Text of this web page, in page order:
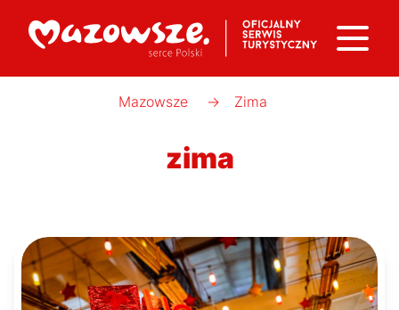
Mazowsze → Zima
zima